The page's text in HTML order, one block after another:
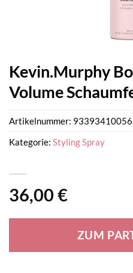
Kevin.Murphy
Volume
36,00 €
ZUM
Artikelnummer:
Kategorie: Styling Spray